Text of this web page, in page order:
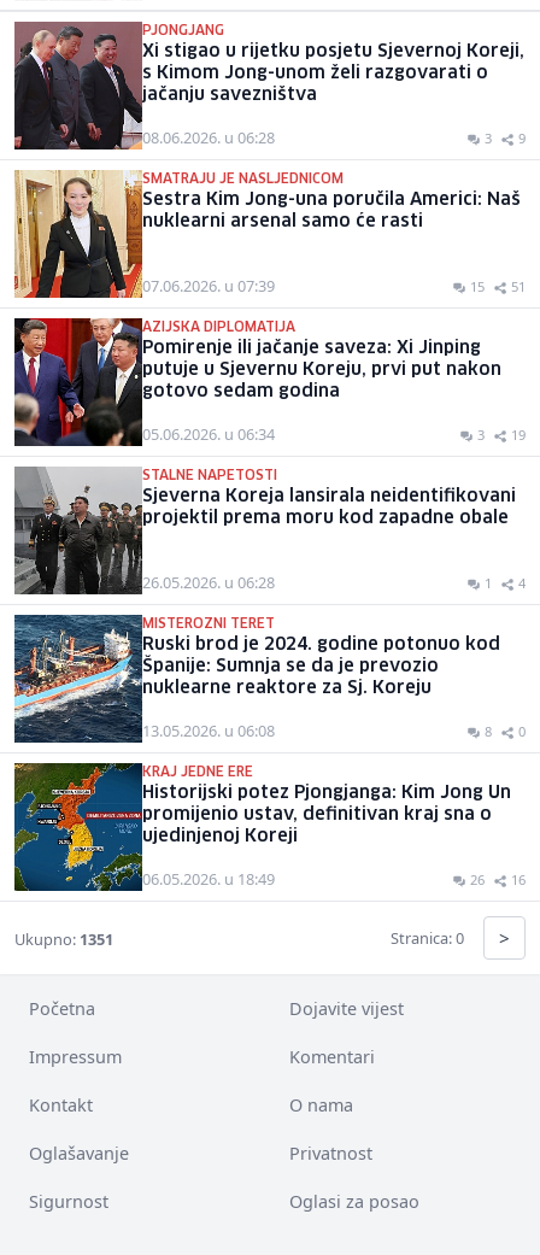
PJONGJANG
Xi stigao u rijetku posjetu Sjevernoj Koreji,
s Kimom Jong-unom želi razgovarati o
jačanju savezništva
08.06.2026. u 06:28 3 9
SMATRAJU JE NASLJEDNICOM
Sestra Kim Jong-una poručila Americi: Naš
nuklearni arsenal samo će rasti
07.06.2026. u 07:39 15 51
AZIJSKA DIPLOMATIJA
Pomirenje ili jačanje saveza: Xi Jinping
putuje u Sjevernu Koreju, prvi put nakon
gotovo sedam godina
05.06.2026. u 06:34 3 19
STALNE NAPETOSTI
Sjeverna Koreja lansirala neidentifikovani
projektil prema moru kod zapadne obale
26.05.2026. u 06:28 1 4
MISTEROZNI TERET
Ruski brod je 2024. godine potonuo kod
Španije: Sumnja se da je prevozio
nuklearne reaktore za Sj. Koreju
13.05.2026. u 06:08 8 0
KRAJ JEDNE ERE
Historijski potez Pjongjanga: Kim Jong Un
promijenio ustav, definitivan kraj sna o
ujedinjenoj Koreji
06.05.2026. u 18:49 26 16
Ukupno: 1351 Stranica: 0 >
Početna Dojavite vijest
Impressum Komentari
Kontakt O nama
Oglašavanje Privatnost
Sigurnost Oglasi za posao